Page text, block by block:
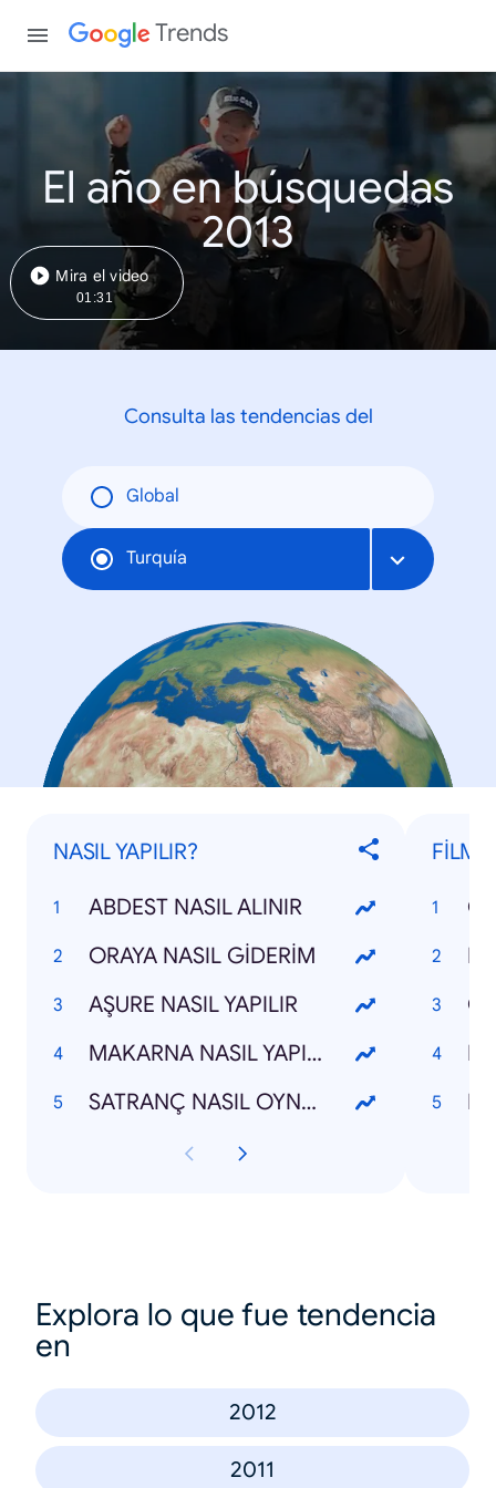
Trends
El año en búsquedas
2013
Mira el video
01:31
Consulta las tendencias del
Global
Turquía
NASIL YAPILIR?
ABDEST NASIL ALINIR
ORAYA NASIL GİDERİM
AŞURE NASIL YAPILIR
MAKARNA NASIL YAPILIR
SATRANÇ NASIL OYNANIR
Explora lo que fue tendencia
en
2012
2011